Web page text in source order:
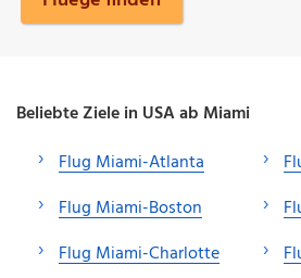
Beliebte Ziele in USA ab Miami
Flug Miami-Atlanta
Flug Miami-Boston
Flug Miami-Charlotte